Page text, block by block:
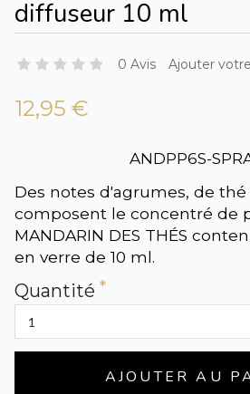
diffuseur 10 ml
0 Avis Ajouter
12,95 €
ANDPP6S-
Des notes d'agrumes, de
composent le concentré de
MANDARIN DES THÉS
en verre de 10 ml.
Quantité
AJOUTER AU